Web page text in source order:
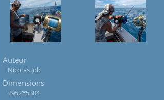
Auteur
Nicolas Job
Dimensions
7952*5304